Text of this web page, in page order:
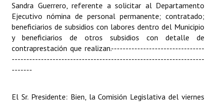
Resoluciones de Presidencia
INSTITUCIONAL
Registros y Distinciones
Sandra Guerrero, referente a solicitar al Departamento
Ejecutivo nómina de personal permanente; contratado;
beneficiarios de subsidios con labores dentro del Municipio
y beneficiarios de otros subsidios con detalle de
contraprestación que realizan.--------------------------------
------------------------------------------------------------------
-------
El Sr. Presidente: Bien, la Comisión Legislativa del viernes